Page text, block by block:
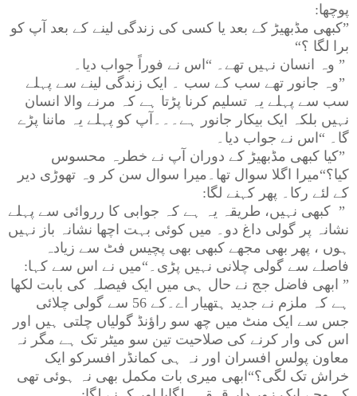
پوچھا:
”کبھی مڈبھیڑ کے بعد یا کسی کی زندگی لینے کے بعد آپ کو
برا لگا ؟“
” وہ انسان نہیں تھے۔ “اس نے فوراً جواب دیا۔
”وہ جانور تھے سب کے سب ۔ ایک زندگی لینے سے پہلے
سب سے پہلے یہ تسلیم کرنا پڑتا ہے کہ مرنے والا انسان
نہیں بلکہ ایک بیکار جانور ہے۔۔۔آپ کو پہلے یہ ماننا پڑے
گا۔ “اس نے جواب دیا۔
”کیا کبھی مڈبھیڑ کے دوران آپ نے خطرہ محسوس
کیا؟“میرا اگلا سوال تھا۔میرا سوال سن کر وہ تھوڑی دیر
کے لئے رکا۔ پھر کہنے لگا:
” کبھی نہیں، طریقہ یہ ہے کہ جوابی کا رروائی سے پہلے
نشانہ پر گولی داغ دو۔ میں کوئی بہت اچھا نشانہ باز نہیں
ہوں ، پھر بھی مجھے کبھی بھی پچیس فٹ سے زیادہ
فاصلے سے گولی چلانی نہیں پڑی۔“میں نے اس سے کہا:
” ابھی فاضل جج نے حال ہی میں ایک فیصلہ کی بابت لکھا
ہے کہ ملزم نے جدید ہتھیار اے۔کے 56 سے گولی چلائی
جس سے ایک منٹ میں چھ سو راؤنڈ گولیاں چلتی ہیں اور
اس کی وار کرنے کی صلاحیت تین سو میٹر تک ہے مگر نہ
معاون پولس افسران اور نہ ہی کمانڈر افسرکو ایک
خراش تک لگی؟“ابھی میری بات مکمل بھی نہ ہوئی تھی